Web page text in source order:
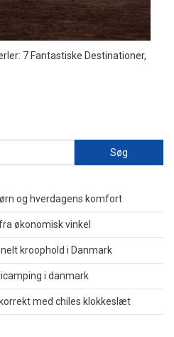
7 Fantastiske Destinationer,
Søg
og hverdagens komfort
økonomisk vinkel
kroophold i Danmark
i danmark
med chiles klokkeslæt